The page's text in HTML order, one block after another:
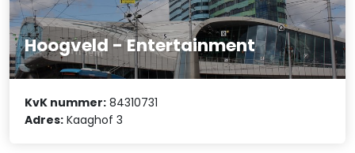
Hoogveld - Entertainment
KvK nummer: 84310731
Adres: Kaaghof 3